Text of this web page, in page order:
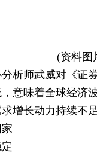
(资料图
析师武威对《证
意味着全球经济
增长动力持续不